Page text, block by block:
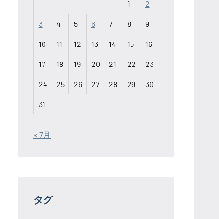
1 2
3 4 5 6 7 8 9
10 11 12 13 14 15 16
17 18 19 20 21 22 23
24 25 26 27 28 29 30
31
« 7月
タグ